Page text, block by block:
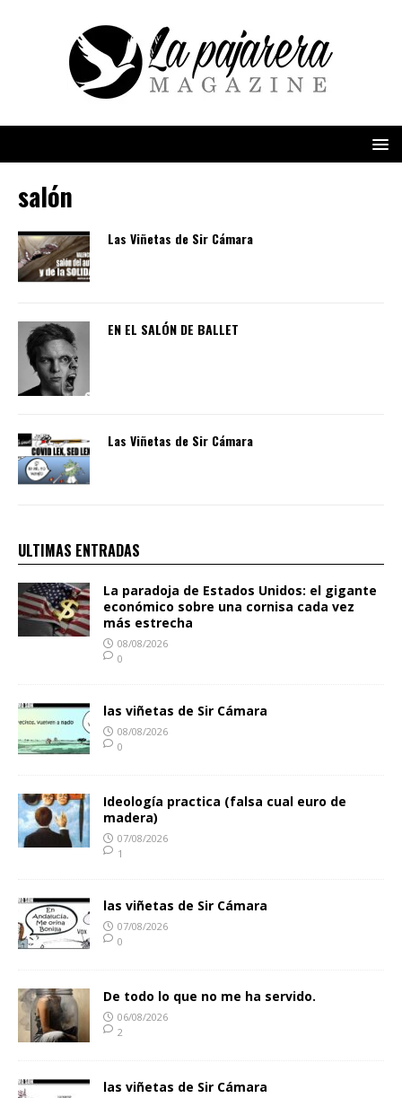
salón
Las Viñetas de Sir Cámara
EN EL SALÓN DE BALLET
Las Viñetas de Sir Cámara
ULTIMAS ENTRADAS
La paradoja de Estados Unidos: el gigante
económico sobre una cornisa cada vez
más estrecha
08/08/2026
0
las viñetas de Sir Cámara
08/08/2026
0
Ideología practica (falsa cual euro de
madera)
07/08/2026
1
las viñetas de Sir Cámara
07/08/2026
0
De todo lo que no me ha servido.
06/08/2026
2
las viñetas de Sir Cámara